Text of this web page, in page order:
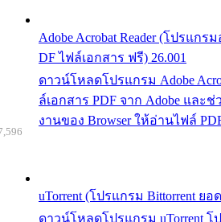
Adobe Acrobat Reader (โปรแกร
DF ไฟล์เอกสาร ฟรี) 26.001
ดาวน์โหลดโปรแกรม Adobe
ล์เอกสาร PDF จาก Adobe และ
งานของ Browser ให้อ่านไฟล์
uTorrent (โปรแกรม Bittorrent ย
ดาวน์โหลดโปรแกรม uTorrent โ